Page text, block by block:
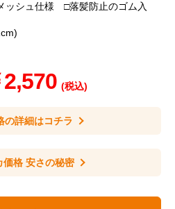
シュ仕様 □落髪防止のゴム入
2,570 (税込)
の詳細はコチラ
価格 安さの秘密